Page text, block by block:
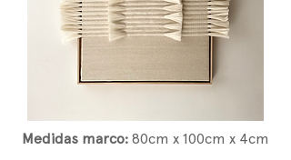
Medidas marco: 80cm x 100cm x 4cm